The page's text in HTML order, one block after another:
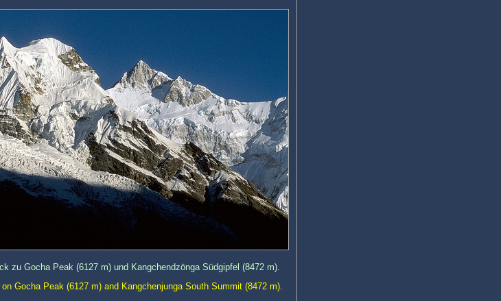
zu Gocha Peak (6127 m) und Kangchendzönga Südgipfel (8472 m).
Gocha Peak (6127 m) and Kangchenjunga South Summit (8472 m).